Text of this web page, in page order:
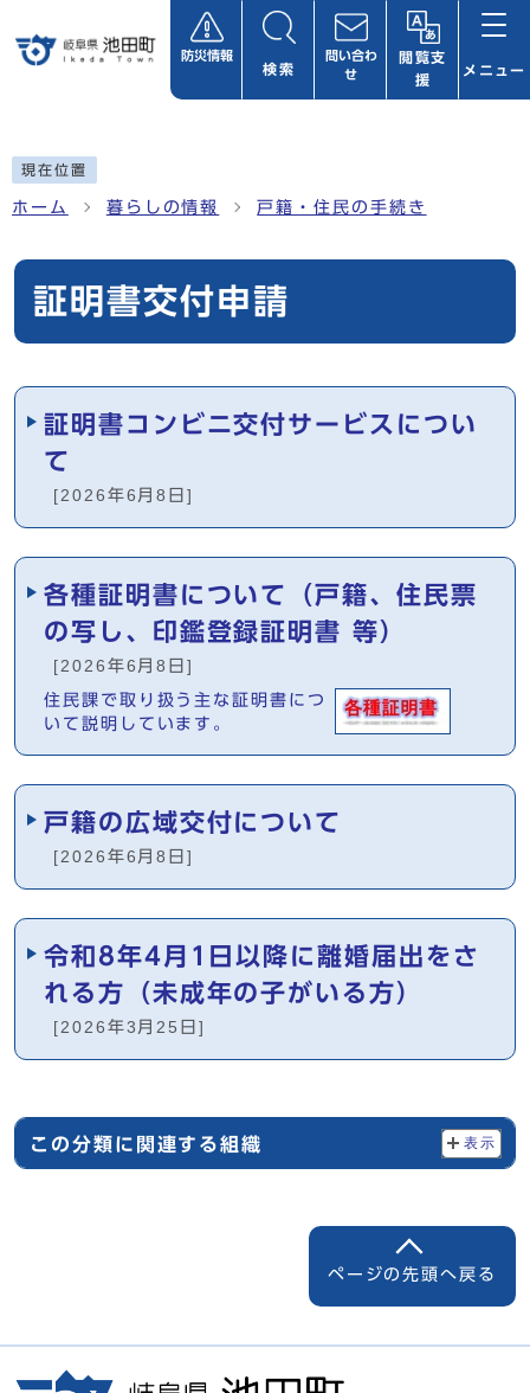
防災情報
検索
問い合わ
せ
閲覧支
援
メニュー
現在位置
ホーム 暮らしの情報 戸籍・住民の手続き
証明書交付申請
メインメニュー
証明書コンビニ交付サービスについ
て
[2026年6月8日]
各種証明書について（戸籍、住民票
の写し、印鑑登録証明書 等）
[2026年6月8日]
住民課で取り扱う主な証明書につ
いて説明しています。
戸籍の広域交付について
[2026年6月8日]
令和8年4月1日以降に離婚届出をさ
れる方（未成年の子がいる方）
[2026年3月25日]
この分類に関連する組織 表示
ページの先頭へ戻る